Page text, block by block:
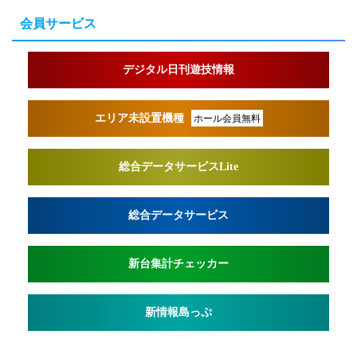
会員サービス
デジタル日刊遊技情報
エリア未設置機種 ホール会員無料
総合データサービスLite
総合データサービス
新台集計チェッカー
新情報島っぷ